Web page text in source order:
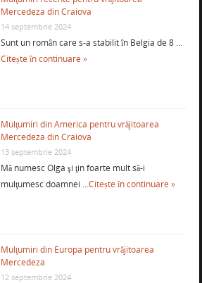
Mercedeza din Craiova
14 septembrie 2024
Sunt un român care s-a stabilit în Belgia de 8 …
Citește în continuare »
Mulţumiri din America pentru vrăjitoarea
Mercedeza din Craiova
13 septembrie 2024
Mă numesc Olga şi ţin foarte mult să-i
mulţumesc doamnei …Citește în continuare »
Mulţumiri din Europa pentru vrăjitoarea
Mercedeza
12 septembrie 2024